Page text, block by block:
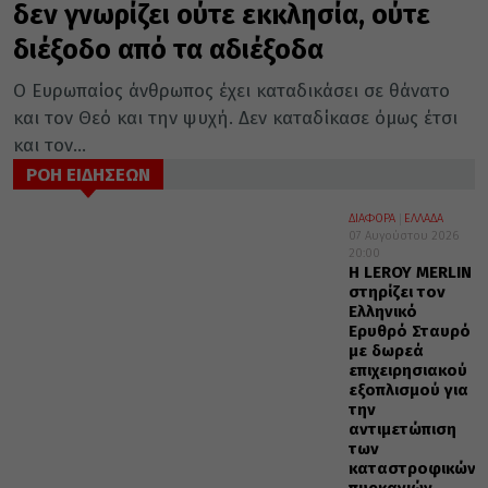
δεν γνωρίζει ούτε εκκλησία, ούτε
διέξοδο από τα αδιέξοδα
Ο Ευρωπαίος άνθρωπος έχει καταδικάσει σε θάνατο
και τον Θεό και την ψυχή. Δεν καταδίκασε όμως έτσι
και τον...
ΡΟΗ ΕΙΔΗΣΕΩΝ
ΔΙΑΦΟΡΑ
ΕΛΛΑΔΑ
07 Αυγούστου 2026
20:00
Η LEROY MERLIN
στηρίζει τον
Ελληνικό
Ερυθρό Σταυρό
με δωρεά
επιχειρησιακού
εξοπλισμού για
την
αντιμετώπιση
των
καταστροφικών